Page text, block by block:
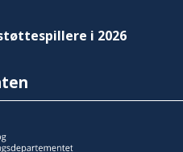
i 2026